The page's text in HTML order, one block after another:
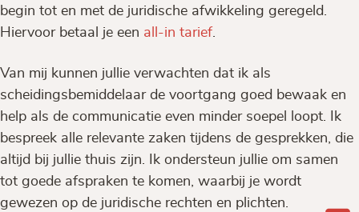
begin tot en met de juridische afwikkeling geregeld.
Hiervoor betaal je een all-in tarief.
Van mij kunnen jullie verwachten dat ik als
scheidingsbemiddelaar de voortgang goed bewaak en
help als de communicatie even minder soepel loopt. Ik
bespreek alle relevante zaken tijdens de gesprekken, die
altijd bij jullie thuis zijn. Ik ondersteun jullie om samen
tot goede afspraken te komen, waarbij je wordt
gewezen op de juridische rechten en plichten.